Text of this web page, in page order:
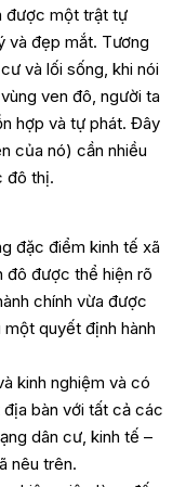
được một trật tự
và đẹp mắt. Tương
và lối sống, khi nói
ven đô, người ta
hợp và tự phát. Đây
của nó) cần nhiều
đô thị.
đặc điểm kinh tế xã
đô được thể hiện rõ
chính vừa được
quyết định hành
kinh nghiệm và có
bàn với tất cả các
dân cư, kinh tế –
nêu trên.